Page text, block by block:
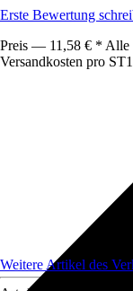
Erste Bewertung
Preis — 11,58 € * Alle
Versandkosten pro ST
Weitere Artikel des